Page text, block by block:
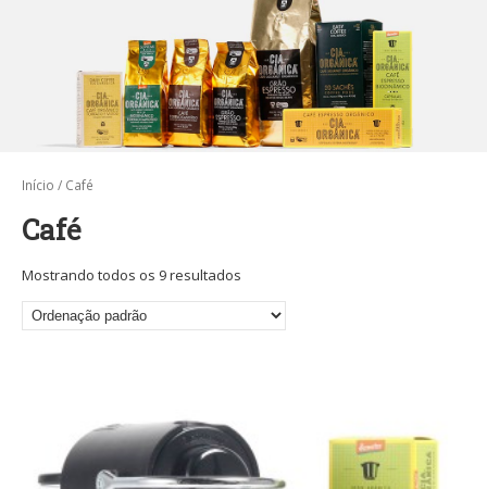
Início / Café
Café
Mostrando todos os 9 resultados